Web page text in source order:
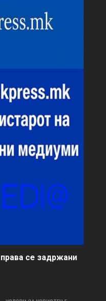
се задржани